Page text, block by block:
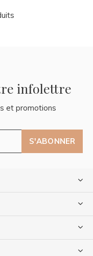
infolettre
et promotions
S'ABONNER